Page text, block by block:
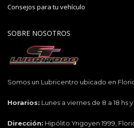
Consejos para tu vehículo
SOBRE NOSOTROS
Somos un Lubricentro ubicado en
Horarios: Lunes a viernes de 8 a 18 hs
Dirección: Hipólito Yrigoyen 1999,